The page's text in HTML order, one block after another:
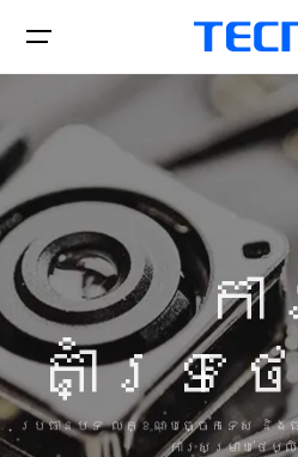
Phone
CAMON
SPARK
Tablets
Stores
ក
គាំទ្រ
ប្រធានបទ លក្ខណៈបច្ចេកទេស និ
ការសម្រាប់ថេប្លិ